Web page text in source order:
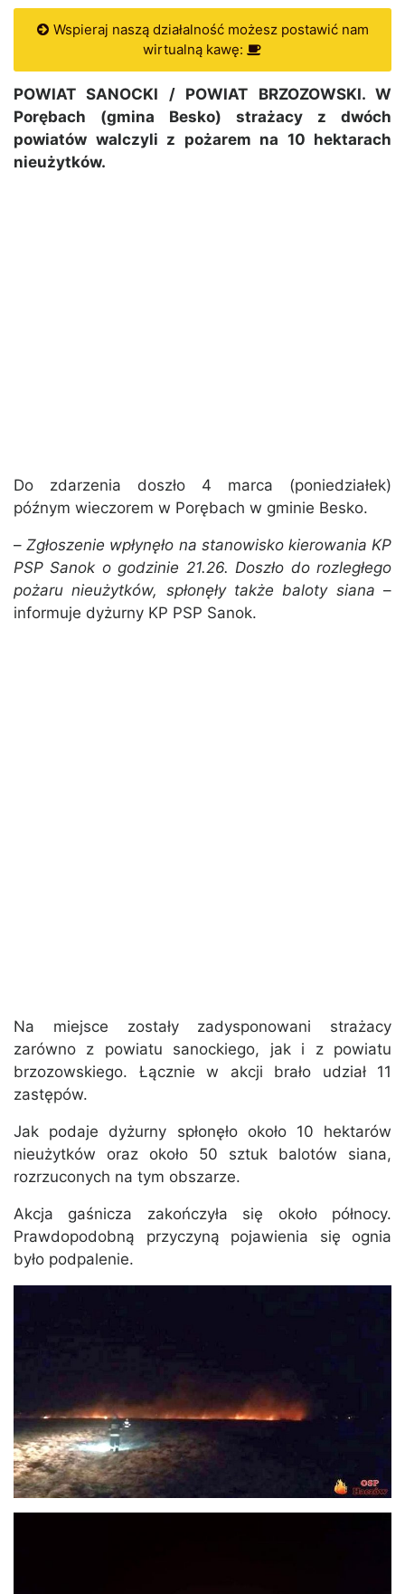
Wspieraj naszą działalność możesz postawić nam
wirtualną kawę:
POWIAT SANOCKI / POWIAT BRZOZOWSKI. W
Porębach (gmina Besko) strażacy z dwóch
powiatów walczyli z pożarem na 10 hektarach
nieużytków.
Do zdarzenia doszło 4 marca (poniedziałek)
późnym wieczorem w Porębach w gminie Besko.
–Zgłoszenie wpłynęło na stanowisko kierowania KP
PSP Sanok o godzinie 21.26. Doszło do rozległego
pożaru nieużytków, spłonęły także baloty siana –
informuje dyżurny KP PSP Sanok.
Na miejsce zostały zadysponowani strażacy
zarówno z powiatu sanockiego, jak i z powiatu
brzozowskiego. Łącznie w akcji brało udział 11
zastępów.
Jak podaje dyżurny spłonęło około 10 hektarów
nieużytków oraz około 50 sztuk balotów siana,
rozrzuconych na tym obszarze.
Akcja gaśnicza zakończyła się około północy.
Prawdopodobną przyczyną pojawienia się ognia
było podpalenie.